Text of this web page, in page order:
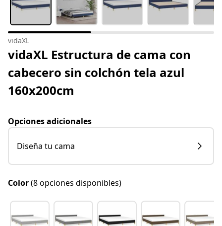
vidaXL
vidaXL Estructura de cama con
cabecero sin colchón tela azul
160x200cm
Opciones adicionales
Diseña tu cama
Color(8 opciones disponibles)